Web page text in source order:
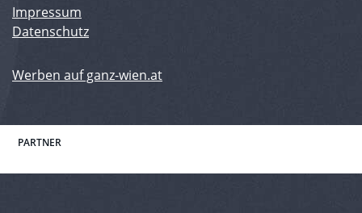
Impressum
Datenschutz
Werben auf ganz-wien.at
PARTNER